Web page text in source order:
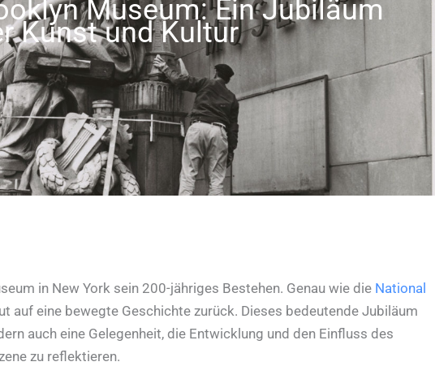
Museum: Ein Jubiläum
Kunst und Kultur
in New York sein 200-jähriges Bestehen. Genau wie die National
auf eine bewegte Geschichte zurück. Dieses bedeutende Jubiläum
auch eine Gelegenheit, die Entwicklung und den Einfluss des
zu reflektieren.